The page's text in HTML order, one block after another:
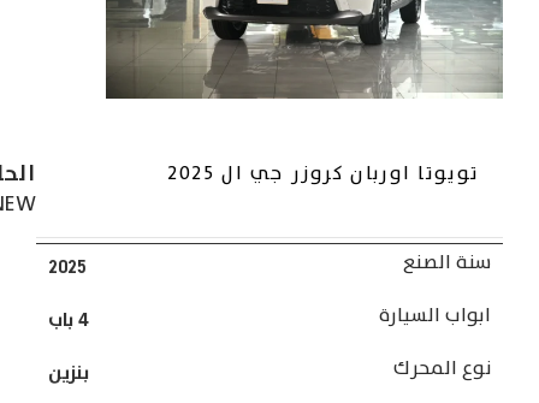
تويوتا اوربان كروزر جي ال 2025
سنة الصنع 2025
ابواب السيارة
4 باب
نوع المحرك
بنزين